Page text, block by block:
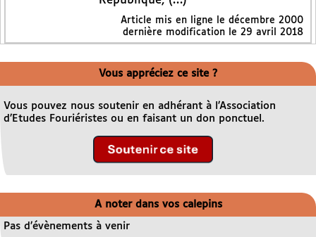
Article mis en ligne le décembre 2000
dernière modification le 29 avril 2018
Vous appréciez ce site ?
Vous pouvez nous soutenir en adhérant à l’Association
d’Etudes Fouriéristes ou en faisant un don ponctuel.
A noter dans vos calepins
Pas d’évènements à venir